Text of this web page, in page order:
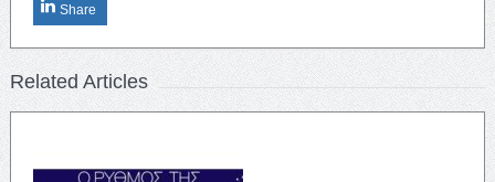
Share
Related Articles